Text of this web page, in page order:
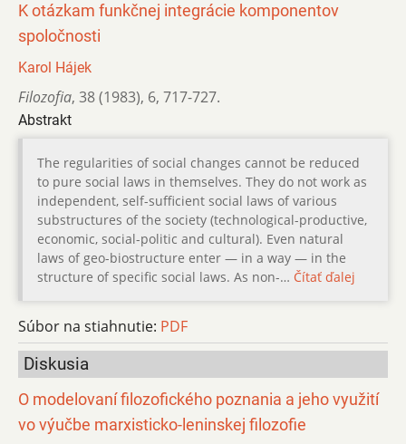
K otázkam funkčnej integrácie komponentov
spoločnosti
Karol Hájek
Filozofia, 38 (1983), 6, 717-727.
Abstrakt
The regularities of social changes cannot be reduced
to pure social laws in themselves. They do not work as
independent, self-sufficient social laws of various
substructures of the society (technological-productive,
economic, social-politic and cultural). Even natural
laws of geo-biostructure enter — in a way — in the
structure of specific social laws. As non-… Čítať ďalej
Súbor na stiahnutie: PDF
Diskusia
O modelovaní filozofického poznania a jeho využití
vo výučbe marxisticko-leninskej filozofie